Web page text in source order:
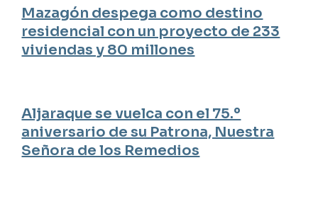
Mazagón despega como destino
residencial con un proyecto de 233
viviendas y 80 millones
Aljaraque se vuelca con el 75.º
aniversario de su Patrona, Nuestra
Señora de los Remedios